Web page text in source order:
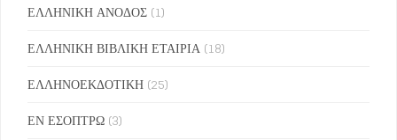
ΕΛΛΗΝΙΚΗ ΑΝΟΔΟΣ (1)
ΕΛΛΗΝΙΚΗ ΒΙΒΛΙΚΗ ΕΤΑΙΡΙΑ (18)
ΕΛΛΗΝΟΕΚΔΟΤΙΚΗ (25)
ΕΝ ΕΣΟΠΤΡΩ (3)